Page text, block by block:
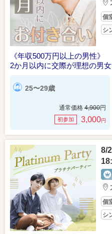
個
シ
《年収500万円以上の男性》
2か月以内に交際が理想の男女
25〜29歳
通常価格 4,900円
初参加 3,000円
8/
個
シ